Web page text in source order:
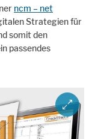
ncm – net
Strategien für
somit den
passendes
ZOOM